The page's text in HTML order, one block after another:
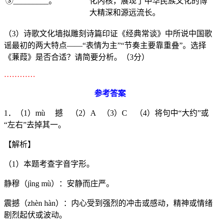
大精深和源远流长。
（3）诗歌文化墙拟雕刻诗篇印证《经典常谈》中所说中国歌
谣最初的两大特点——“表情为主”“节奏主要靠重叠”。选择
《蒹葭》是否合适？请简要分析。（3分）
…………
参考答案
1．（1）mù 撼 （2）A （3）C （4）将句中“大约”或
“左右”去掉其一。
【解析】
（1）本题考查字音字形。
静穆（jìng mù）：安静而庄严。
震撼（zhèn hàn）：内心受到强烈的冲击或感动，精神或情绪
剧烈起伏或波动。